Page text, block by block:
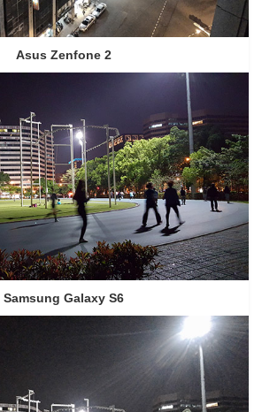
Asus Zenfone 2
Samsung Galaxy S6